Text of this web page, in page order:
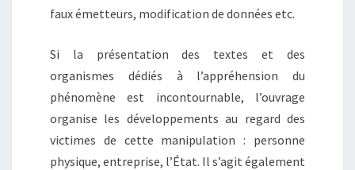
faux émetteurs, modification de données etc.
Si la présentation des textes et des
organismes dédiés à l’appréhension du
phénomène est incontournable, l’ouvrage
organise les développements au regard des
victimes de cette manipulation : personne
physique, entreprise, l’État. Il s’agit également